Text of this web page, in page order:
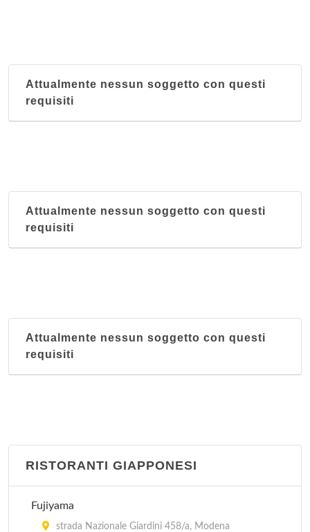
Attualmente nessun soggetto con questi
requisiti
Attualmente nessun soggetto con questi
requisiti
Attualmente nessun soggetto con questi
requisiti
RISTORANTI GIAPPONESI
Fujiyama
strada Nazionale Giardini 458/a, Modena